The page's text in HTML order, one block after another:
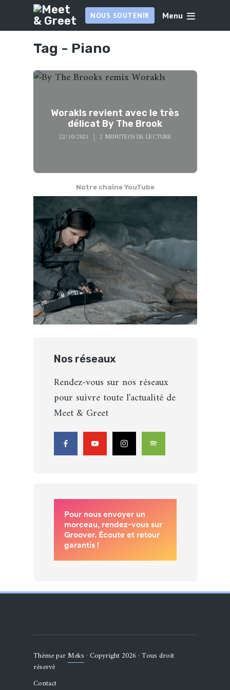
NOUS SOUTENIR Menu
Tag - Piano
Worakls revient avec le très
délicat By The Brook
22/10/2021 2 MINUTE(S) DE LECTURE
Notre chaîne YouTube
Nos réseaux
Rendez-vous sur nos réseaux
pour suivre toute l'actualité de
Meet & Greet
Thème parMeks · Copyright 2026 · Tous droit
réservé
Contact